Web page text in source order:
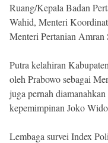
Ruang/Kepala Badan
Wahid, Menteri
Menteri Pertanian Amran
Putra kelahiran
oleh Prabowo sebagai
juga pernah
kepemimpinan Joko
Lembaga survei Index